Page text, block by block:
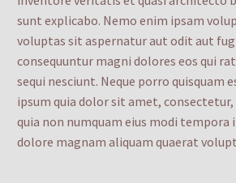
sunt explicabo. Nemo enim ipsam
voluptas sit aspernatur aut odit aut
consequuntur magni dolores eos qui
sequi nesciunt. Neque porro quisquam
ipsum quia dolor sit amet, consectetur,
quia non numquam eius modi
dolore magnam aliquam quaerat